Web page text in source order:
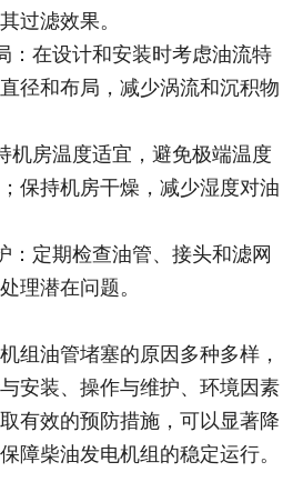
过滤效果。
：在设计和安装时考虑油流特
径和布局，减少涡流和沉积物
机房温度适宜，避免极端温度
保持机房干燥，减少湿度对油
：定期检查油管、接头和滤网
理潜在问题。
组油管堵塞的原因多种多样，
安装、操作与维护、环境因素
有效的预防措施，可以显著降
障柴油发电机组的稳定运行。